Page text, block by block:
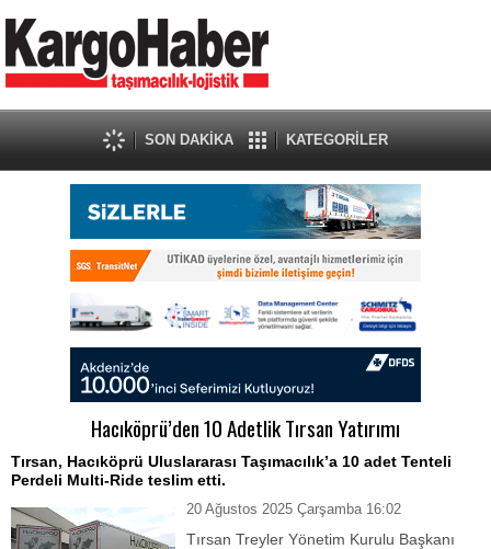
SON DAKİKA KATEGORİLER
Hacıköprü’den 10 Adetlik Tırsan Yatırımı
Tırsan, Hacıköprü Uluslararası Taşımacılık’a 10 adet Tenteli
Perdeli Multi-Ride teslim etti.
20 Ağustos 2025 Çarşamba 16:02
Tırsan Treyler Yönetim Kurulu Başkanı